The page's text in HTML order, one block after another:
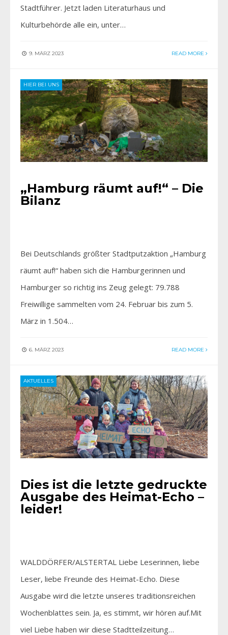
Stadtführer. Jetzt laden Literaturhaus und
Kulturbehörde alle ein, unter…
9. MÄRZ 2023 READ MORE
HIER BEI UNS
„Hamburg räumt auf!“ – Die
Bilanz
Bei Deutschlands größter Stadtputzaktion „Hamburg
räumt auf!“ haben sich die Hamburgerinnen und
Hamburger so richtig ins Zeug gelegt: 79.788
Freiwillige sammelten vom 24. Februar bis zum 5.
März in 1.504…
6. MÄRZ 2023 READ MORE
AKTUELLES
Dies ist die letzte gedruckte
Ausgabe des Heimat-Echo –
leider!
WALDDÖRFER/ALSTERTAL Liebe Leserinnen, liebe
Leser, liebe Freunde des Heimat-Echo. Diese
Ausgabe wird die letzte unseres traditionsreichen
Wochenblattes sein. Ja, es stimmt, wir hören auf.Mit
viel Liebe haben wir diese Stadtteilzeitung…